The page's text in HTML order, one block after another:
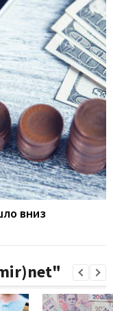
вниз